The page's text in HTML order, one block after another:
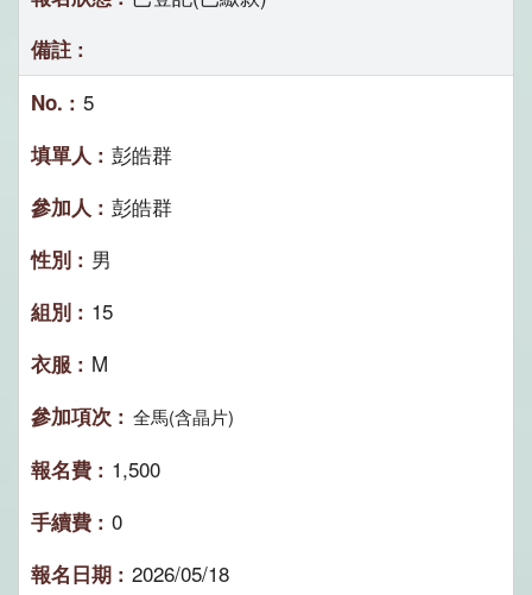
5
彭皓群
彭皓群
男
15
M
全馬(含晶片)
1,500
0
2026/05/18